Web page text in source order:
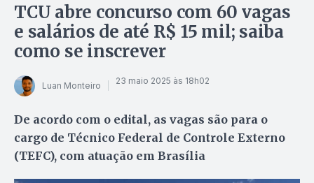
TCU abre concurso com 60 vagas
e salários de até R$ 15 mil; saiba
como se inscrever
Luan Monteiro 23 maio 2025 às 18h02
De acordo com o edital, as vagas são para o
cargo de Técnico Federal de Controle Externo
(TEFC), com atuação em Brasília